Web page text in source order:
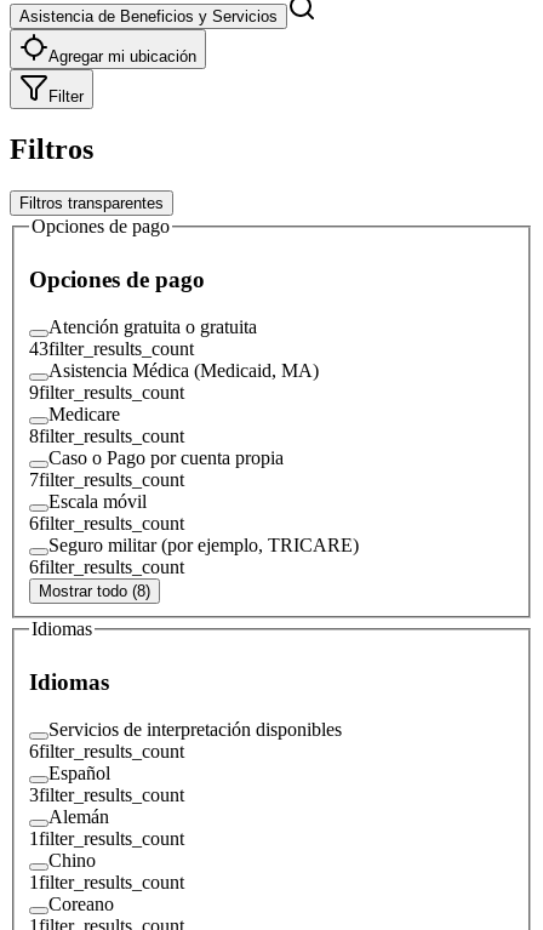
Asistencia de Beneficios y Servicios
Agregar mi ubicación
Filter
Filtros
Filtros transparentes
Opciones de pago
Opciones de pago
Atención gratuita o gratuita
43filter_results_count
Asistencia Médica (Medicaid, MA)
9filter_results_count
Medicare
8filter_results_count
Caso o Pago por cuenta propia
7filter_results_count
Escala móvil
6filter_results_count
Seguro militar (por ejemplo, TRICARE)
6filter_results_count
Mostrar todo (8)
Idiomas
Idiomas
Servicios de interpretación disponibles
6filter_results_count
Español
3filter_results_count
Alemán
1filter_results_count
Chino
1filter_results_count
Coreano
1filter_results_count